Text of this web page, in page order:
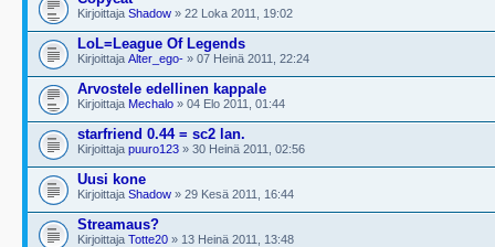
Kirjoittaja Shadow » 22 Loka 2011, 19:02
LoL=League Of Legends
Kirjoittaja Alter_ego- » 07 Heinä 2011, 22:24
Arvostele edellinen kappale
Kirjoittaja Mechalo » 04 Elo 2011, 01:44
starfriend 0.44 = sc2 lan.
Kirjoittaja puuro123 » 30 Heinä 2011, 02:56
Uusi kone
Kirjoittaja Shadow » 29 Kesä 2011, 16:44
Streamaus?
Kirjoittaja Totte20 » 13 Heinä 2011, 13:48